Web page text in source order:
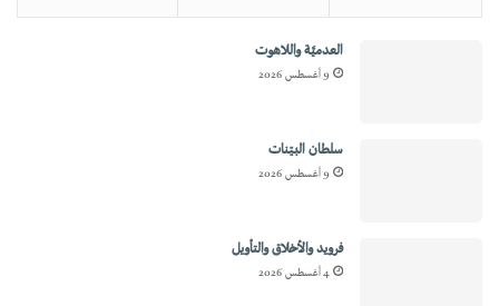
العدميَّة واللاهوت
9 أغسطس 2026
سلطان البيّنات
9 أغسطس 2026
فرويد والأخلاق والتأويل
4 أغسطس 2026